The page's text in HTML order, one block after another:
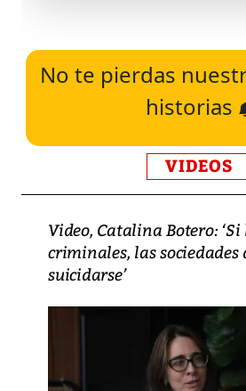
No te pierdas
historias
VIDEOS
Video, Catalina Botero:
criminales, las sociedades
suicidarse’